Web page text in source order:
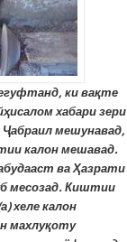
ки вақте
хабари зери
Ҷабраил мешунавад,
калон мешавад.
ва Ҳазрати
месозад. Киштии
хеле калон
махлуқоту